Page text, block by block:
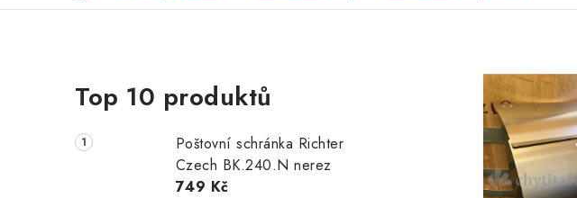
o
s
Top 10 produktů
Poštovní schránka Richter
Czech BK.240.N nerez
749 Kč